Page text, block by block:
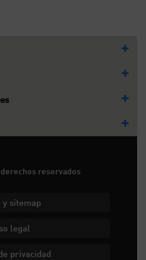
reservados
y sitemap
legal
privacidad